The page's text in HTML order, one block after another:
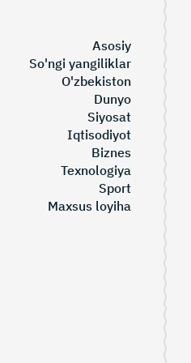
Asosiy
So'ngi yangiliklar
O'zbekiston
Dunyo
Siyosat
Iqtisodiyot
Biznes
Texnologiya
Sport
Maxsus loyiha